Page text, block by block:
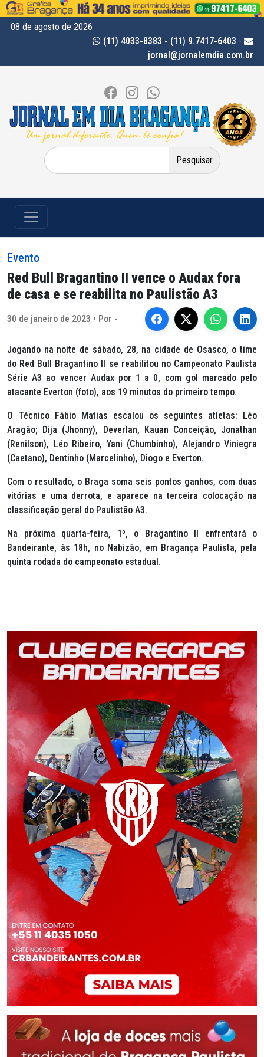
08 de agosto de 2026
(11) 4033-8383 - (11) 9.7417-6403 -
jornal@jornalemdia.com.br
Pesquisar
por:
Evento
Red Bull Bragantino II vence o Audax fora
de casa e se reabilita no Paulistão A3
30 de janeiro de 2023 • Por -
Jogando na noite de sábado, 28, na cidade de Osasco, o time
do Red Bull Bragantino II se reabilitou no Campeonato Paulista
Série A3 ao vencer Audax por 1 a 0, com gol marcado pelo
atacante Everton (foto), aos 19 minutos do primeiro tempo.
O Técnico Fábio Matias escalou os seguintes atletas: Léo
Aragão; Dija (Jhonny), Deverlan, Kauan Conceição, Jonathan
(Renilson), Léo Ribeiro, Yani (Chumbinho), Alejandro Viniegra
(Caetano), Dentinho (Marcelinho), Diogo e Everton.
Com o resultado, o Braga soma seis pontos ganhos, com duas
vitórias e uma derrota, e aparece na terceira colocação na
classificação geral do Paulistão A3.
Na próxima quarta-feira, 1º, o Bragantino II enfrentará o
Bandeirante, às 18h, no Nabizão, em Bragança Paulista, pela
quinta rodada do campeonato estadual.